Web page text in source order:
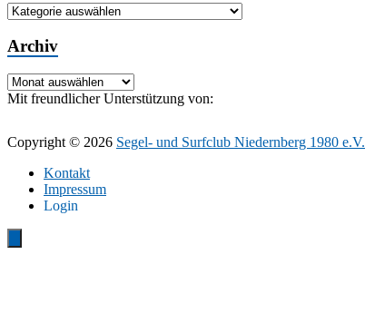
Kategorien
Archiv
Archiv
Mit freundlicher Unterstützung von:
Copyright © 2026 Segel- und Surfclub Niedernberg 1980 e.V.
Kontakt
Impressum
Login